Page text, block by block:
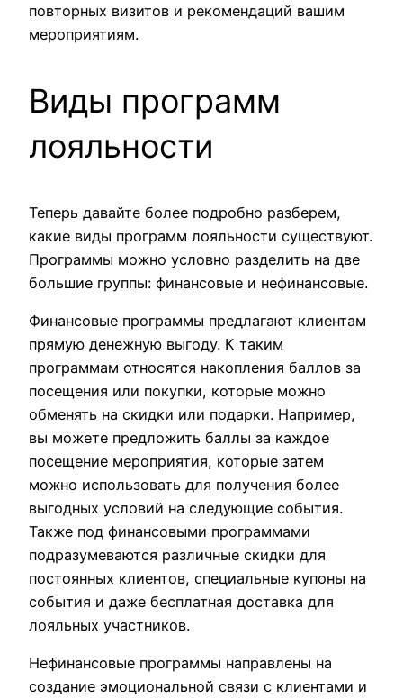
повторных визитов и рекомендаций вашим
мероприятиям.
Виды программ
лояльности
Теперь давайте более подробно разберем,
какие виды программ лояльности существуют.
Программы можно условно разделить на две
большие группы: финансовые и нефинансовые.
Финансовые программы предлагают клиентам
прямую денежную выгоду. К таким
программам относятся накопления баллов за
посещения или покупки, которые можно
обменять на скидки или подарки. Например,
вы можете предложить баллы за каждое
посещение мероприятия, которые затем
можно использовать для получения более
выгодных условий на следующие события.
Также под финансовыми программами
подразумеваются различные скидки для
постоянных клиентов, специальные купоны на
события и даже бесплатная доставка для
лояльных участников.
Нефинансовые программы направлены на
создание эмоциональной связи с клиентами и